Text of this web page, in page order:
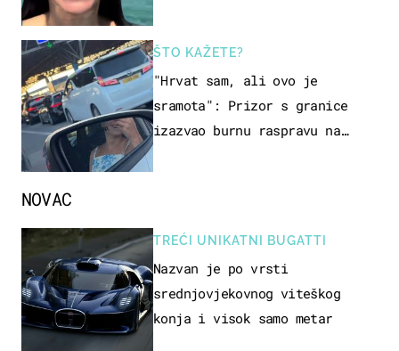
ŠTO KAŽETE?
"Hrvat sam, ali ovo je
sramota": Prizor s granice
izazvao burnu raspravu na
NOVAC
TREĆI UNIKATNI BUGATTI
Nazvan je po vrsti
srednjovjekovnog viteškog
konja i visok samo metar